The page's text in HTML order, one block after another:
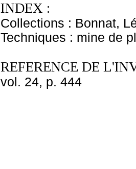
INDEX :
Collections : Bonnat,
Techniques : mine de
REFERENCE DE
vol. 24, p. 444